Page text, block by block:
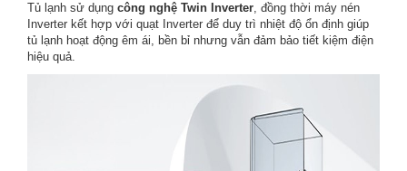
Tủ lạnh sử dụng công nghệ Twin Inverter, đồng thời máy nén
Inverter kết hợp với quạt Inverter để duy trì nhiệt độ ổn định giúp
tủ lạnh hoạt động êm ái, bền bỉ nhưng vẫn đảm bảo tiết kiệm điện
hiệu quả.